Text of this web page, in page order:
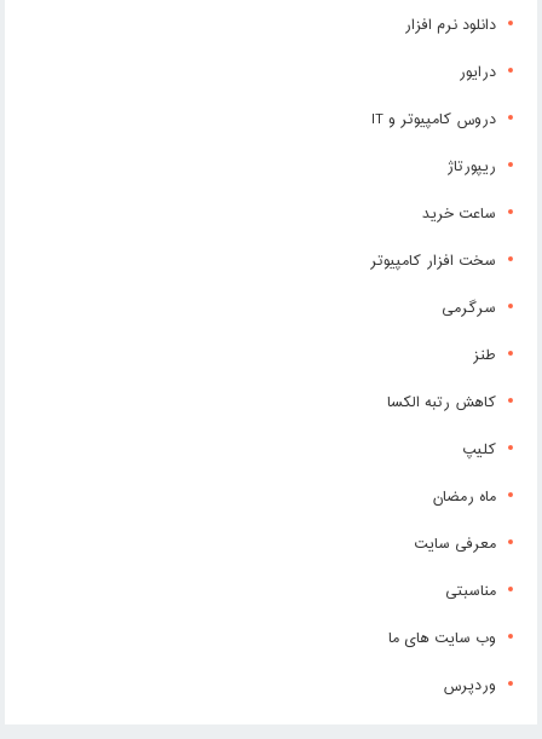
دانلود نرم افزار
درایور
دروس کامپیوتر و IT
ریپورتاژ
ساعت خرید
سخت افزار کامپیوتر
سرگرمی
طنز
کاهش رتبه الکسا
کلیپ
ماه رمضان
معرفی سایت
مناسبتی
وب سایت های ما
وردپرس